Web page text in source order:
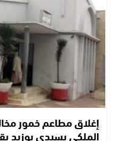
إغلاق مطاعم خمور
الملكي بسيدي بوزيد